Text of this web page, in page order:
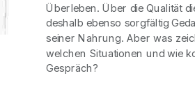
Überleben. Über die Qualität
deshalb ebenso sorgfältig
seiner Nahrung. Aber was
welchen Situationen und wie
Gespräch?